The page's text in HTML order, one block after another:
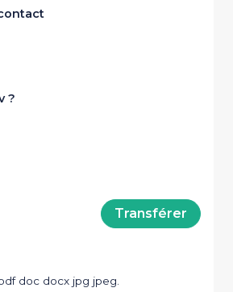
?
doc docx jpg jpeg.